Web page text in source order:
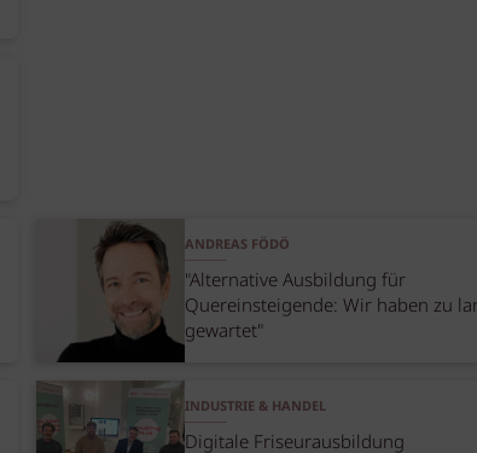
ANDREAS FÖDÖ
"Alternative Ausbildung für
Quereinsteigende: Wir haben zu
gewartet"
INDUSTRIE & HANDEL
Digitale Friseurausbildung